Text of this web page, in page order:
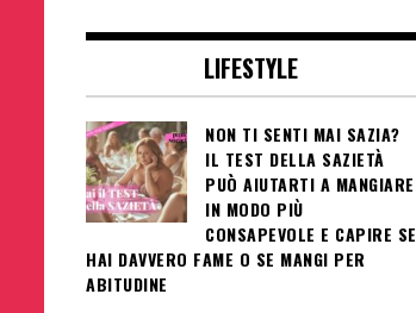
LIFESTYLE
NON TI SENTI MAI SAZIA?
IL TEST DELLA SAZIETÀ
PUÒ AIUTARTI A MANGIARE
IN MODO PIÙ
CONSAPEVOLE E CAPIRE SE
HAI DAVVERO FAME O SE MANGI PER
ABITUDINE